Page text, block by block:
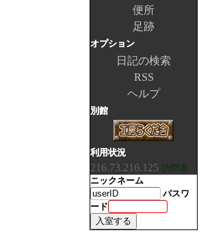
便所
足跡
オプション
日記の検索
RSS
ヘルプ
別館
利用状況
216.73.216.125 訪問者
ニックネーム
パスワ
ード